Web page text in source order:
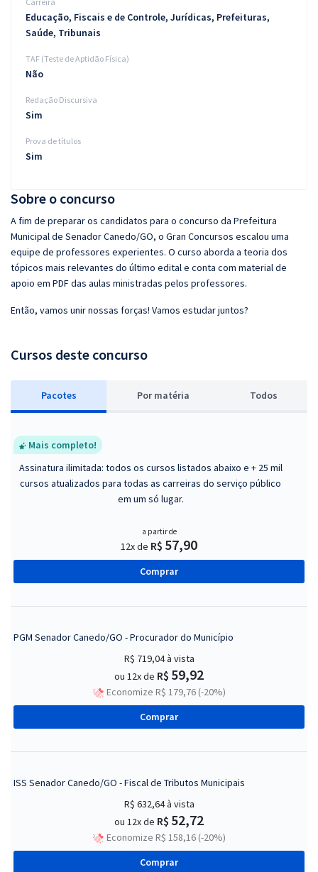
Sobre o concurso
A fim de preparar os candidatos para o concurso da Prefeitura
Municipal de Senador Canedo/GO, o Gran Concursos escalou uma
equipe de professores experientes. O curso aborda a teoria dos
tópicos mais relevantes do último edital e conta com material de
apoio em PDF das aulas ministradas pelos professores.
Então, vamos unir nossas forças! Vamos estudar juntos?
Cursos deste concurso
Pacotes Por matéria Todos
Mais completo!
Assinatura ilimitada: todos os cursos listados abaixo e + 25 mil
cursos atualizados para todas as carreiras do serviço público
em um só lugar.
a partir de
12x de R$ 57,90
Comprar
PGM Senador Canedo/GO - Procurador do Município
R$ 719,04à vista
ou 12x de R$ 59,92
Economize R$ 179,76 (-20%)
Comprar
ISS Senador Canedo/GO - Fiscal de Tributos Municipais
R$ 632,64à vista
ou 12x de R$ 52,72
Economize R$ 158,16 (-20%)
Comprar
Educação, Fiscais e de Controle, Jurídicas, Prefeituras,
Saúde, Tribunais
TAF (Teste de Aptidão Física)
Não
Redação Discursiva
Sim
Prova de títulos
Sim